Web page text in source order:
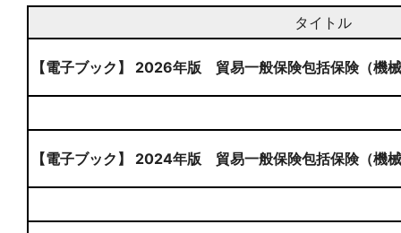
タイトル
【電子ブック】 2026年版 貿易一般保険包括保険（機
【電子ブック】 2024年版 貿易一般保険包括保険（機